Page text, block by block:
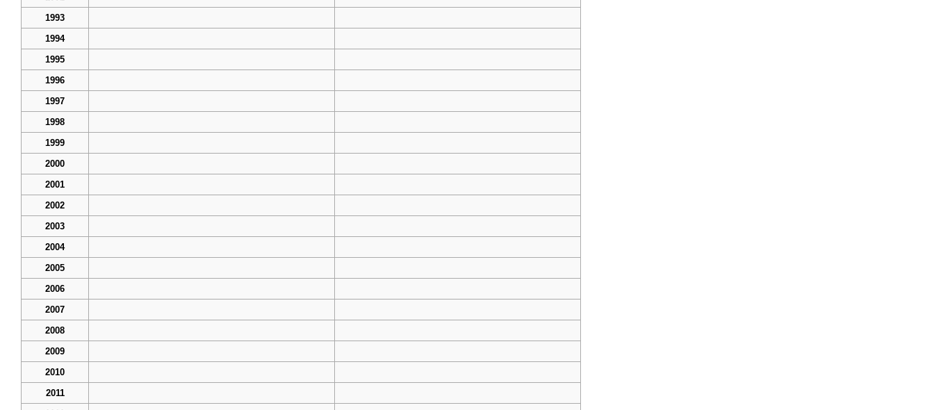
1993
1994
1995
1996
1997
1998
1999
2000
2001
2002
2003
2004
2005
2006
2007
2008
2009
2010
2011